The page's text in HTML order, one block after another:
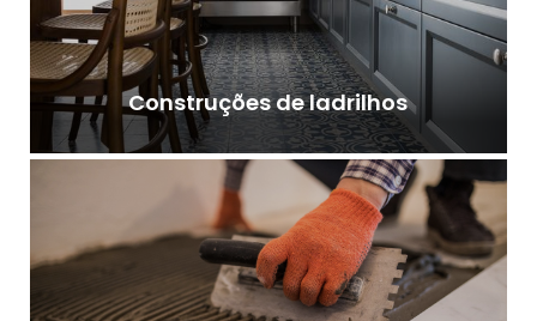
Construções de ladrilhos